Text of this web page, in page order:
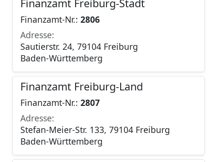
Finanzamt Freiburg-Stadt
Finanzamt-Nr.: 2806
Adresse:
Sautierstr. 24, 79104 Freiburg
Baden-Württemberg
Finanzamt Freiburg-Land
Finanzamt-Nr.: 2807
Adresse:
Stefan-Meier-Str. 133, 79104 Freiburg
Baden-Württemberg